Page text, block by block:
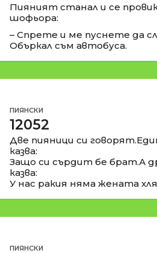
Пияният станал и се
шофьора:
– Спрете и ме пуснете да
Объркал съм автобуса.
ПИЯНСКИ
12052
Две пияници си
казва:
Защо си сърдит бе брат.А
казва:
У нас ракия няма жената
ПИЯНСКИ